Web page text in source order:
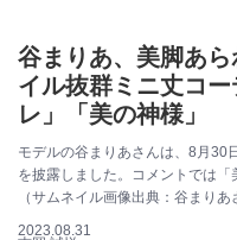
谷まりあ、美脚あ
イル抜群ミニ丈コ
レ」「美の神様」
モデルの谷まりあさんは、8月30
を披露しました。コメントでは「
（サムネイル画像出典：谷まりあ
2023.08.31